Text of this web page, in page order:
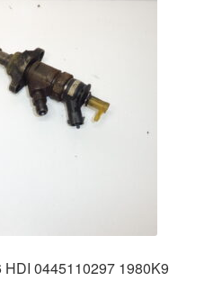
0445110297 1980K9